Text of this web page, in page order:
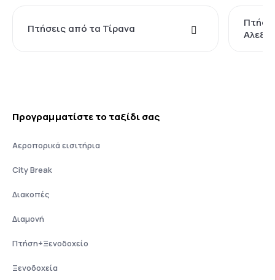
Πτήσεις από τα Τίρανα
Προγραμματίστε το ταξίδι σας
Αεροπορικά εισιτήρια
City Break
Διακοπές
Διαμονή
Πτήση+Ξενοδοχείο
Ξενοδοχεία